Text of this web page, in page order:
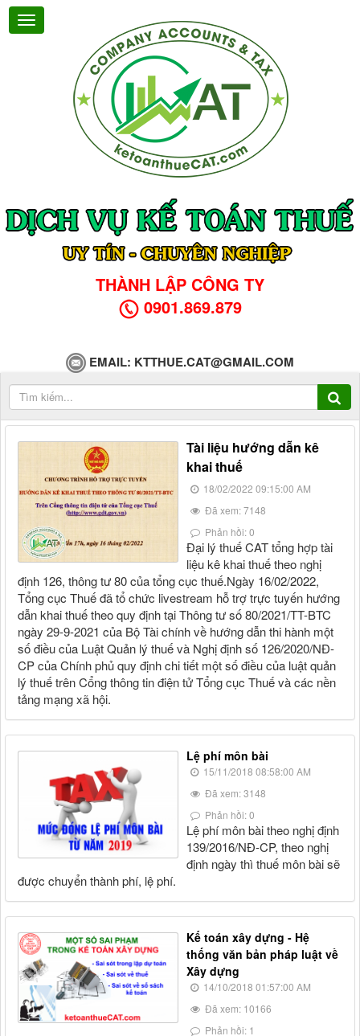
THÀNH LẬP CÔNG TY
0901.869.879
EMAIL: KTTHUE.CAT@GMAIL.COM
Tài liệu hướng dẫn kê
khai thuế
18/02/2022 09:15:00 AM
Đã xem: 7148
Phản hồi: 0
Đại lý thuế CAT tổng hợp tài
liệu kê khai thuế theo nghị
định 126, thông tư 80 của tổng cục thuế.Ngày 16/02/2022,
Tổng cục Thuế đã tổ chức livestream hỗ trợ trực tuyến hướng
dẫn khai thuế theo quy định tại Thông tư số 80/2021/TT-BTC
ngày 29-9-2021 của Bộ Tài chính về hướng dẫn thi hành một
số điều của Luật Quản lý thuế và Nghị định số 126/2020/NĐ-
CP của Chính phủ quy định chi tiết một số điều của luật quản
lý thuế trên Cổng thông tin điện tử Tổng cục Thuế và các nền
tảng mạng xã hội.
Lệ phí môn bài
15/11/2018 08:58:00 AM
Đã xem: 3148
Phản hồi: 0
Lệ phí môn bài theo nghị định
139/2016/NĐ-CP, theo nghị
định ngày thì thuế môn bài sẽ
được chuyển thành phí, lệ phí.
Kế toán xây dựng - Hệ
thống văn bản pháp luật về
Xây dựng
14/10/2018 01:57:00 AM
Đã xem: 10166
Phản hồi: 1